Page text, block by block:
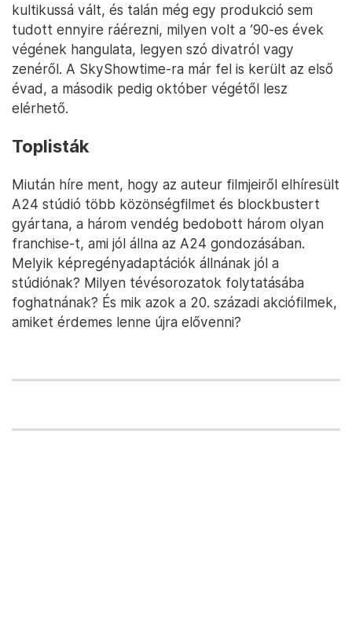
kultikussá vált, és talán még egy produkció sem
tudott ennyire ráérezni, milyen volt a ’90-es évek
végének hangulata, legyen szó divatról vagy
zenéről. A SkyShowtime-ra már fel is került az első
évad, a második pedig október végétől lesz
elérhető.
Toplisták
Miután híre ment, hogy az auteur filmjeiről elhíresült
A24 stúdió több közönségfilmet és blockbustert
gyártana, a három vendég bedobott három olyan
franchise-t, ami jól állna az A24 gondozásában.
Melyik képregényadaptációk állnának jól a
stúdiónak? Milyen tévésorozatok folytatásába
foghatnának? És mik azok a 20. századi akciófilmek,
amiket érdemes lenne újra elővenni?